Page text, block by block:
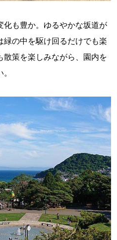
も豊か。ゆるやかな坂道が
の中を駆け回るだけでも楽
散策を楽しみながら、園内を